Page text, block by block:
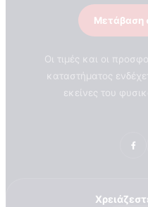
ΣΧΕΤΙΚΑ ΜΕ
Μετάβαση
Οι τιμές και οι
καταστήματος
εκείνες του